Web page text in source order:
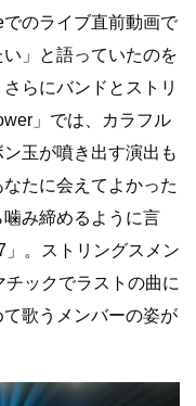
のライブ直前動画で
」と語っていたのを
らにバンドとストリ
」では、カラフル
玉が噴き出す演出も
たに会えてよかった
み締めるように言
。ストリングスメン
ックでラストの曲に
歌うメンバーの姿が